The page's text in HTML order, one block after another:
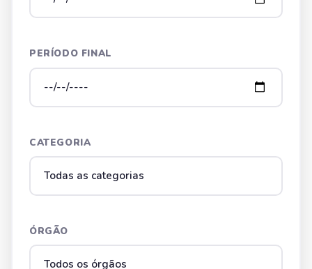
PERÍODO FINAL
CATEGORIA
ÓRGÃO